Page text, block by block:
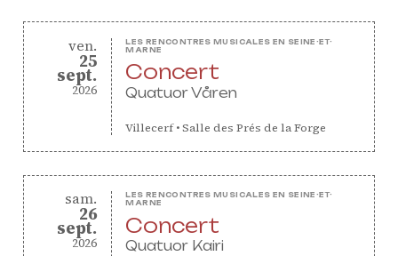
vendredi
ven.
25
septembre
sept.
2026
LES RENCONTRES MUSICALES EN SEINE-ET-
MARNE
Concert
Quatuor Våren
Villecerf•Salle des Prés de la Forge
samedi
sam.
26
septembre
sept.
2026
LES RENCONTRES MUSICALES EN SEINE-ET-
MARNE
Concert
Quatuor Kairi
Formation
professionnelle et
masterclasses
Projets européens
Actions culturelles
Concerts et événements
Pratiques amateurs